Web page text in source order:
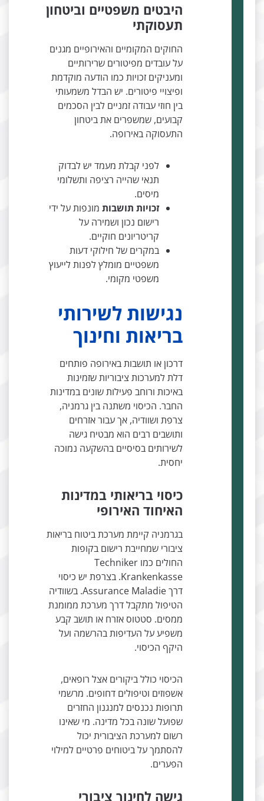
היבטים משפטיים וביטחון
תעסוקתי
החוקים המקומיים והאירופיים מגנים
על עובדים מפיטורים שרירותיים
ומעניקים זכויות כמו הודעה מוקדמת
ופיצויי פיטורים. יש הבדל משמעותי
בין חוזי עבודה זמניים לבין הסכמים
קבועים, שמשפרים את ביטחון
התעסוקה באירופה.
לפני קבלת מעמד יש לבדוק
תנאי שהייה רציפה ותשלומי
זכויות תושבות מונפות על ידי
רישום נכון ושמירה על
קריטריונים חוקיים.
במקרים של חילוקי דעות
משפטיים מומלץ לפנות לייעוץ
משפטי מקומי.
נגישות לשירותי
בריאות וחינוך
דרכון או תושבות באירופה פותחים
דלת למערכות ציבוריות שזמינות
באיכות ורוחב פעילות שונים במדינות
החבר. הכיסוי משתנה בין גרמניה,
צרפת ושוודיה, אך עבור אזרחים
ותושבים רבים הוא מבטיח גישה
לשירותים בסיסיים בהשקעה נמוכה
כיסוי בריאותי במדינות
האיחוד האירופי
בגרמניה קיימת מערכת ביטוח בריאות
ציבורי שמחייבת רישום בקופות
החולים כמו Techniker
Krankenkasse. בצרפת יש כיסוי
דרך Assurance Maladie. בשוודיה
הטיפול מתקבל דרך מערכת ממומנת
ממסים. סטטוס אזרח או תושב קבע
משפיע על העדיפות בהרשמה ועל
היקף הכיסוי.
הכיסוי כולל ביקורים אצל רופאים,
אשפוזים וטיפולים דחופים. מרשמי
תרופות נכנסים למנגנון החזרים
שפועל שונה בכל מדינה. מי שאינו
רשום למערכת הציבורית יכול
להסתמך על ביטוחים פרטיים למילוי
הפערים.
גישה לחינוך ציבורי